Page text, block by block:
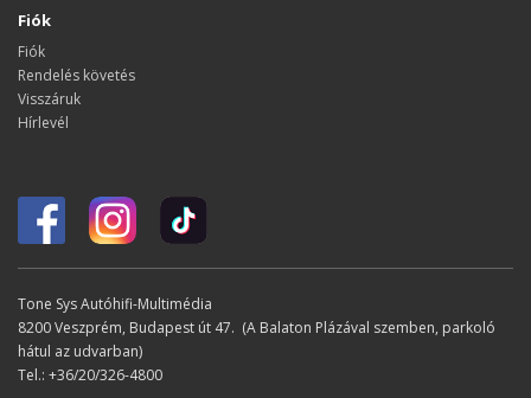
Fiók
Fiók
Rendelés követés
Visszáruk
Hírlevél
Tone Sys Autóhifi-Multimédia
8200 Veszprém, Budapest út 47. (A Balaton Plázával szemben, parkoló
hátul az udvarban)
Tel.: +36/20/326-4800